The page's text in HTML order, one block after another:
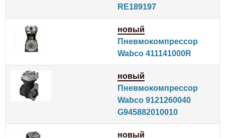
RE189197
новый
Пневмокомпрессор
Wabco 411141000R
новый
Пневмокомпрессор
Wabco 9121260040
G945882010010
новый